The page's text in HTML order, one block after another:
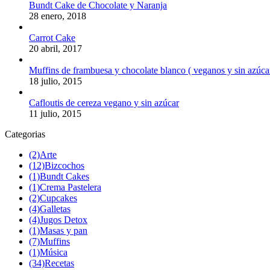
Bundt Cake de Chocolate y Naranja
28 enero, 2018
Carrot Cake
20 abril, 2017
Muffins de frambuesa y chocolate blanco ( veganos y sin
18 julio, 2015
Cafloutis de cereza vegano y sin azúcar
11 julio, 2015
Categorias
(2)Arte
(12)Bizcochos
(1)Bundt Cakes
(1)Crema Pastelera
(2)Cupcakes
(4)Galletas
(4)Jugos Detox
(1)Masas y pan
(7)Muffins
(1)Música
(34)Recetas